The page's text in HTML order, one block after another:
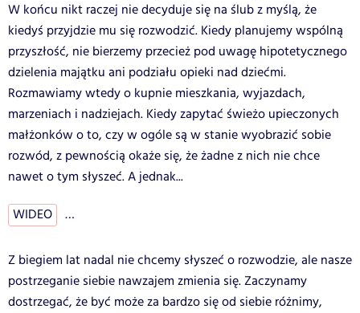
W końcu nikt raczej nie decyduje się na ślub z myślą, że
kiedyś przyjdzie mu się rozwodzić. Kiedy planujemy wspólną
przyszłość, nie bierzemy przecież pod uwagę hipotetycznego
dzielenia majątku ani podziału opieki nad dziećmi.
Rozmawiamy wtedy o kupnie mieszkania, wyjazdach,
marzeniach i nadziejach. Kiedy zapytać świeżo upieczonych
małżonków o to, czy w ogóle są w stanie wyobrazić sobie
rozwód, z pewnością okaże się, że żadne z nich nie chce
nawet o tym słyszeć. A jednak...
WIDEO …
Z biegiem lat nadal nie chcemy słyszeć o rozwodzie, ale nasze
postrzeganie siebie nawzajem zmienia się. Zaczynamy
dostrzegać, że być może za bardzo się od siebie różnimy,